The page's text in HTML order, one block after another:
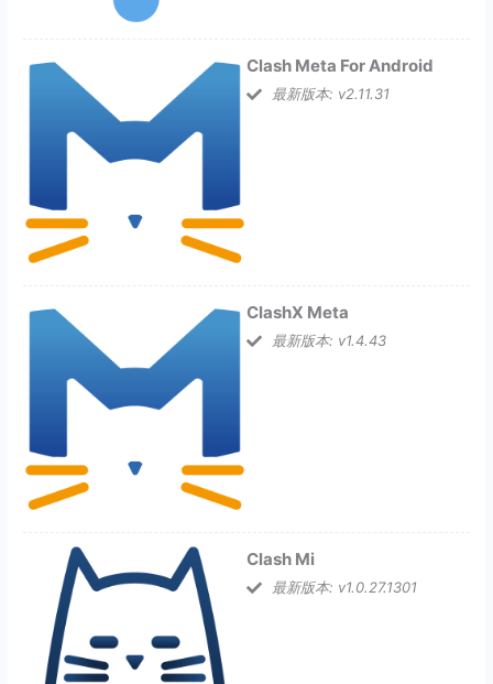
Clash Meta For Android
最新版本: v2.11.31
ClashX Meta
最新版本: v1.4.43
Clash Mi
最新版本: v1.0.27.1301